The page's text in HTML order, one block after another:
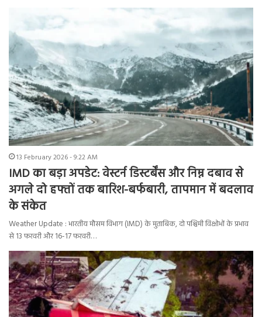
13 February 2026 - 9:22 AM
IMD का बड़ा अपडेट: वेस्टर्न डिस्टर्बेंस और निम्न दबाव से
अगले दो हफ्तों तक बारिश-बर्फबारी, तापमान में बदलाव
के संकेत
Weather Update : भारतीय मौसम विभाग (IMD) के मुताबिक, दो पश्चिमी विक्षोभों के प्रभाव
से 13 फरवरी और 16-17 फरवरी…